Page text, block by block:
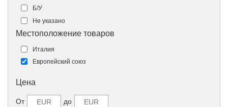
Б/У
Не указано
Местоположение товаров
Италия
Европейский союз
Цена
От до